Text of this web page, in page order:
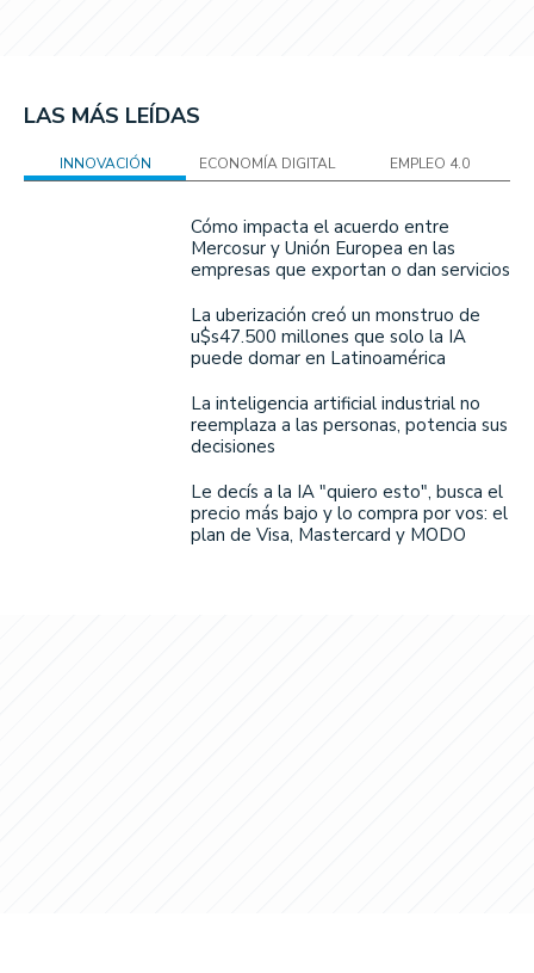
LAS MÁS LEÍDAS
INNOVACIÓN ECONOMÍA DIGITAL EMPLEO 4.0
Cómo impacta el acuerdo entre
Mercosur y Unión Europea en las
empresas que exportan o dan servicios
La uberización creó un monstruo de
u$s47.500 millones que solo la IA
puede domar en Latinoamérica
La inteligencia artificial industrial no
reemplaza a las personas, potencia sus
decisiones
Le decís a la IA "quiero esto", busca el
precio más bajo y lo compra por vos: el
plan de Visa, Mastercard y MODO